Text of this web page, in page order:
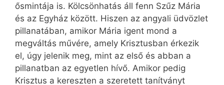
ősmintája is. Kölcsönhatás áll fenn Szűz Mária
és az Egyház között. Hiszen az angyali üdvözlet
pillanatában, amikor Mária igent mond a
megváltás művére, amely Krisztusban érkezik
el, úgy jelenik meg, mint az első és abban a
pillanatban az egyetlen hívő. Amikor pedig
Krisztus a kereszten a szeretett tanítványt